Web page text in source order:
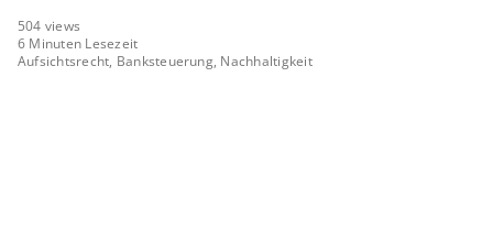
504 views
6 Minuten Lesezeit
Aufsichtsrecht, Banksteuerung, Nachhaltigkeit